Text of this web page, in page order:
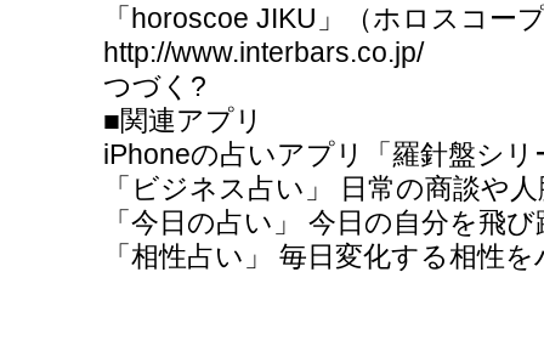
「horoscoe JIKU」（ホロスコー
http://www.interbars.co.jp/
つづく?
■関連アプリ
iPhoneの占いアプリ「羅針盤シリ
「ビジネス占い」 日常の商談や
「今日の占い」 今日の自分を飛
「相性占い」 毎日変化する相性